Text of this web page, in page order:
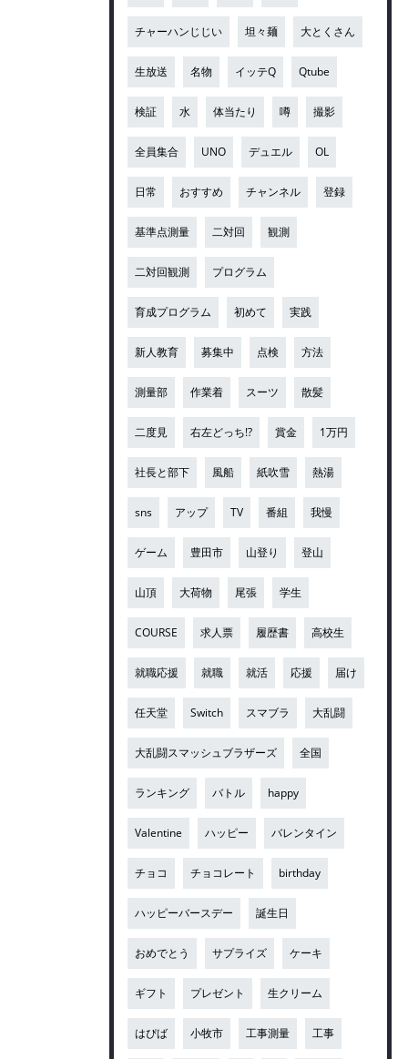
チャーハンじじい 坦々麺 大とくさん
生放送 名物 イッテQ Qtube
検証 水 体当たり 噂 撮影
全員集合 UNO デュエル OL
日常 おすすめ チャンネル 登録
基準点測量 二対回 観測
二対回観測 プログラム
育成プログラム 初めて 実践
新人教育 募集中 点検 方法
測量部 作業着 スーツ 散髪
二度見 右左どっち!? 賞金 1万円
社長と部下 風船 紙吹雪 熱湯
sns アップ TV 番組 我慢
ゲーム 豊田市 山登り 登山
山頂 大荷物 尾張 学生
COURSE 求人票 履歴書 高校生
就職応援 就職 就活 応援 届け
任天堂 Switch スマブラ 大乱闘
大乱闘スマッシュブラザーズ 全国
ランキング バトル happy
Valentine ハッピー バレンタイン
チョコ チョコレート birthday
ハッピーバースデー 誕生日
おめでとう サプライズ ケーキ
ギフト プレゼント 生クリーム
はぴば 小牧市 工事測量 工事